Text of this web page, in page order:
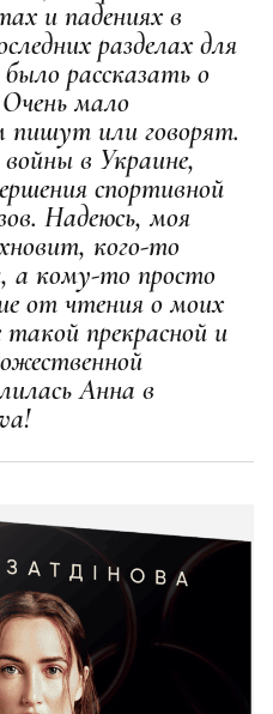
и падениях в
разделах для
рассказать о
мало
пишут или говорят.
в Украине,
спортивной
Надеюсь, моя
кого-то
а кому-то просто
от чтения о моих
прекрасной и
Анна в